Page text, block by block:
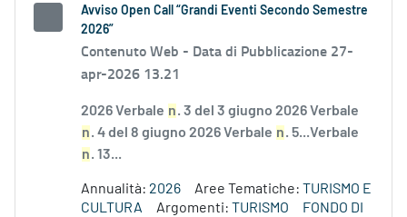
Avviso Open Call “Grandi Eventi Secondo Semestre
2026”
Contenuto Web - Data di Pubblicazione 27-
apr-2026 13.21
2026 Verbale n. 3 del 3 giugno 2026 Verbale
n. 4 del 8 giugno 2026 Verbale n. 5...Verbale
n. 13...
Annualità: 2026 Aree Tematiche: TURISMO E
CULTURA
Argomenti: TURISMO
FONDO DI